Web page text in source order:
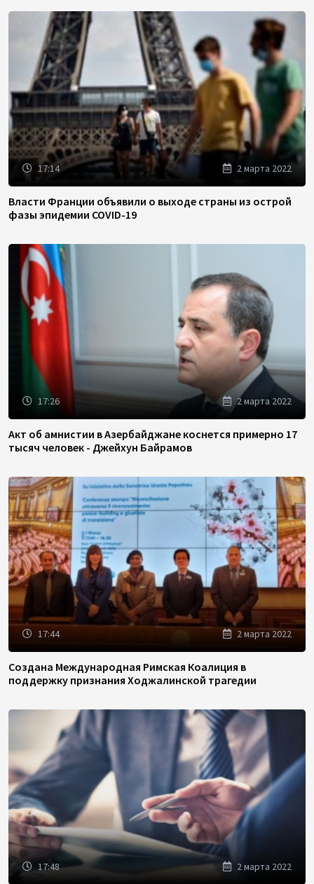
17:14 2 марта 2022
Власти Франции объявили о выходе страны из острой
фазы эпидемии COVID-19
17:26 2 марта 2022
Акт об амнистии в Азербайджане коснется примерно 17
тысяч человек - Джейхун Байрамов
17:44 2 марта 2022
Создана Международная Римская Коалиция в
поддержку признания Ходжалинской трагедии
17:48 2 марта 2022